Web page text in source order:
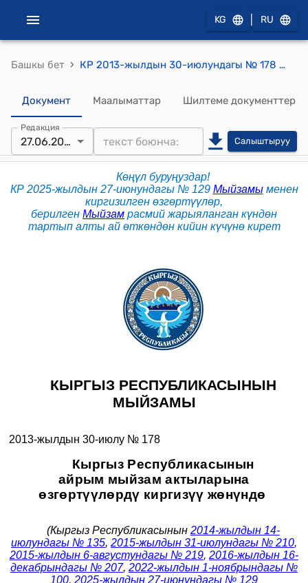
KG RU
Башкы бет › КР 2013-жылдын 30-июлундагы № 178 "Кыргыз Республикасынын айрым мыйзам актыларына өзгөртүүлөрдү киргизүү жөнүндө" Мыйзамы
Документ Маалыматтар Шилтеме документтер
Редакция
27.06.2025 Салыштыруу